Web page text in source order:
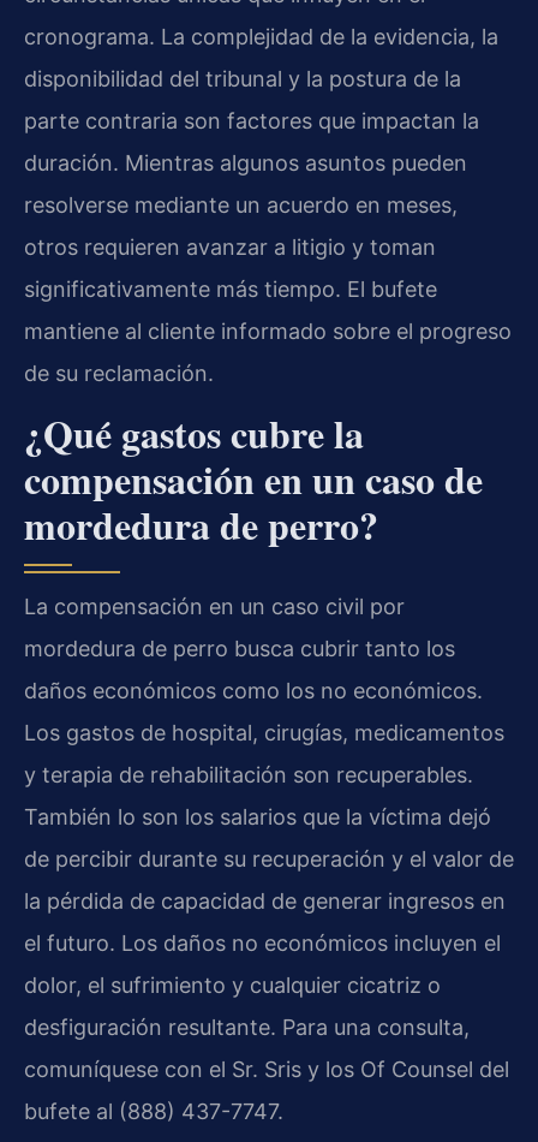
cronograma. La complejidad de la evidencia, la
disponibilidad del tribunal y la postura de la
parte contraria son factores que impactan la
duración. Mientras algunos asuntos pueden
resolverse mediante un acuerdo en meses,
otros requieren avanzar a litigio y toman
significativamente más tiempo. El bufete
mantiene al cliente informado sobre el progreso
de su reclamación.
¿Qué gastos cubre la
compensación en un caso de
mordedura de perro?
La compensación en un caso civil por
mordedura de perro busca cubrir tanto los
daños económicos como los no económicos.
Los gastos de hospital, cirugías, medicamentos
y terapia de rehabilitación son recuperables.
También lo son los salarios que la víctima dejó
de percibir durante su recuperación y el valor de
la pérdida de capacidad de generar ingresos en
el futuro. Los daños no económicos incluyen el
dolor, el sufrimiento y cualquier cicatriz o
desfiguración resultante. Para una consulta,
comuníquese con el Sr. Sris y los Of Counsel del
bufete al (888) 437-7747.